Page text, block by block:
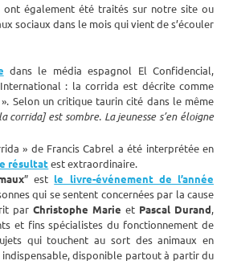
ont également été traités sur notre site ou
sociaux dans le mois qui vient de s’écouler
dans le média espagnol El Confidencial,
: la corrida est décrite comme
Selon un critique taurin cité dans le même
corrida] est sombre. La jeunesse s’en éloigne
» de Francis Cabrel a été interprétée en
résultatest extraordinaire.
” est le livre-événement de l’année
qui se sentent concernées par la cause
parChristophe Marie et Pascal Durand,
et fins spécialistes du fonctionnement de
qui touchent au sort des animaux en
indispensable, disponible partout à partir du